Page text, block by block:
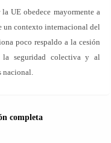
UE obedece mayormente a
un contexto internacional del
poco respaldo a la cesión
la seguridad colectiva y al
nacional.
completa